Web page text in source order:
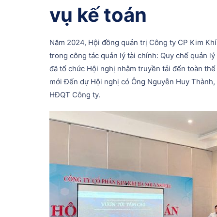
vụ kế toán
Năm 2024, Hội đồng quản trị Công ty CP Kim
trong công tác quản lý tài chính: Quy chế quản
đã tổ chức Hội nghị nhằm truyền tải đến toàn
mới Đến dự Hội nghị có Ông Nguyễn Huy
HĐQT Công ty.